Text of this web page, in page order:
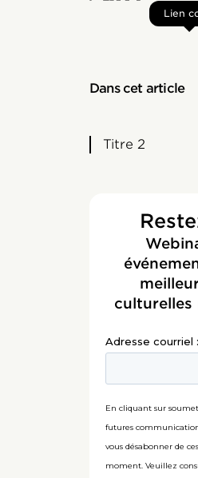
Lien
Dans cet article
Titre 2
culturelles